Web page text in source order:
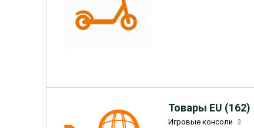
Товары EU (162)
Игровые консоли 3